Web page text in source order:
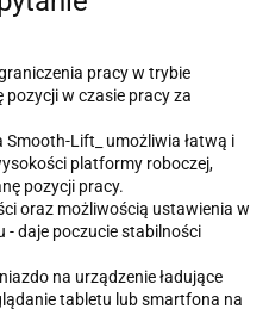
pracy w trybie
pozycji w czasie pracy za
Lift_ umożliwia łatwą i
platformy roboczej,
pozycji pracy.
oraz możliwością ustawienia w
- daje poczucie stabilności
na urządzenie ładujące
tabletu lub smartfona na